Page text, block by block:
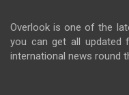
Overlook is one of the
you can get all updated
international news round